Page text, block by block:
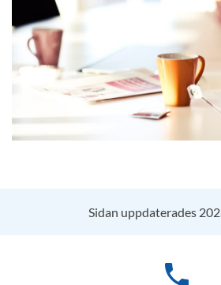
Sidan uppdaterades
phone